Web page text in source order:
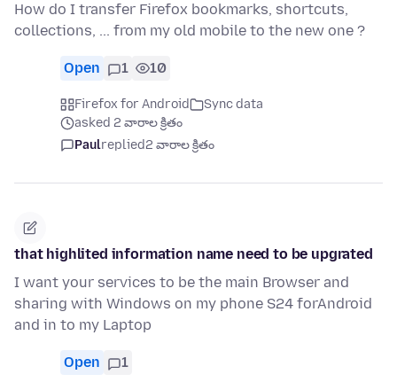
How do I transfer Firefox bookmarks, shortcuts,
collections, ... from my old mobile to the new one ?
Open 1 10
Firefox for Android
Sync data
asked 2 వారాల క్రితం
Paulreplied2 వారాల క్రితం
that highlited information name need to be upgrated
I want your services to be the main Browser and
sharing with Windows on my phone S24 forAndroid
and in to my Laptop
Open 1